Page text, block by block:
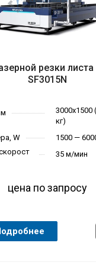
резки листа
SF3015N
3000х1500
кг)
W
1500 —
35 м/мин
цена по запросу